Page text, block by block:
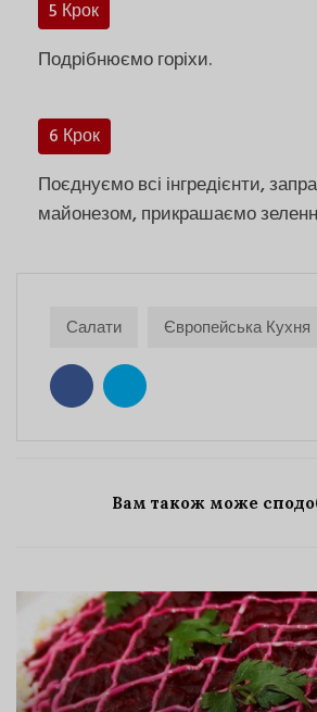
5 Крок
Подрібнюємо горіхи.
6 Крок
Поєднуємо всі інгредієнти,
майонезом, прикрашаємо
Салати Європейська Кухня
Вам також може